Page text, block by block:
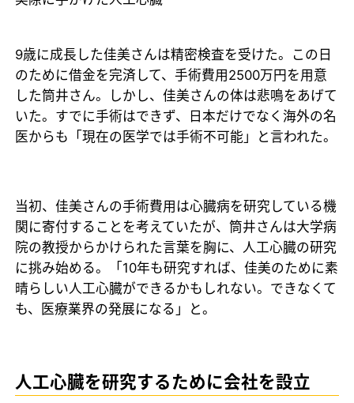
9歳に成長した佳美さんは精密検査を受けた。この日
のために借金を完済して、手術費用2500万円を用意
した筒井さん。しかし、佳美さんの体は悲鳴をあげて
いた。すでに手術はできず、日本だけでなく海外の名
医からも「現在の医学では手術不可能」と言われた。
当初、佳美さんの手術費用は心臓病を研究している機
関に寄付することを考えていたが、筒井さんは大学病
院の教授からかけられた言葉を胸に、人工心臓の研究
に挑み始める。「10年も研究すれば、佳美のために素
晴らしい人工心臓ができるかもしれない。できなくて
も、医療業界の発展になる」と。
人工心臓を研究するために会社を設立